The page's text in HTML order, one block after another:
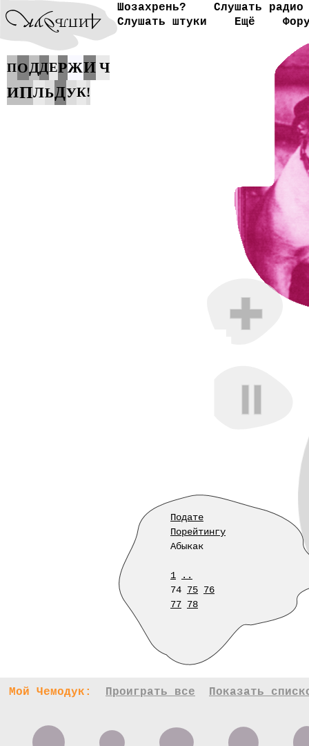
Шозахрень?
Слушать радио
Слушать штуки
Ещё
ПОДДЕРЖИ Ч
ИПЛЬДУК!
Подате
Порейтингу
Абыкак
1
..
74 75 76
77 78
Мой Чемодук: Проиграть все Показать